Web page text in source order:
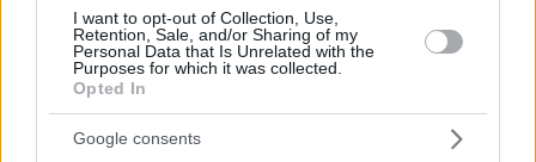
I want to opt-out of Collection, Use,
Retention, Sale, and/or Sharing of my
Personal Data that Is Unrelated with the
Purposes for which it was collected.
Opted In
Google consents